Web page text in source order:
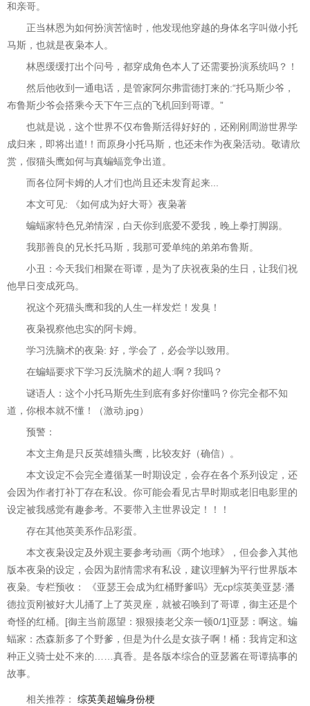
和亲哥。
正当林恩为如何扮演苦恼时，他发现他穿越的身体名字叫做小托
马斯，也就是夜枭本人。
林恩缓缓打出个问号，都穿成角色本人了还需要扮演系统吗？！
然后他收到一通电话，是管家阿尔弗雷德打来的:“托马斯少爷，
布鲁斯少爷会搭乘今天下午三点的飞机回到哥谭。”
也就是说，这个世界不仅布鲁斯活得好好的，还刚刚周游世界学
成归来，即将出道!！而原身小托马斯，也还未作为夜枭活动。敬请欣
赏，假猫头鹰如何与真蝙蝠竞争出道。
而各位阿卡姆的人才们也尚且还未发育起来...
本文可见: 《如何成为好大哥》夜枭著
蝙蝠家特色兄弟情深，白天你到底爱不爱我，晚上拳打脚踢。
我那善良的兄长托马斯，我那可爱单纯的弟弟布鲁斯。
小丑：今天我们相聚在哥谭，是为了庆祝夜枭的生日，让我们祝
他早日变成死鸟。
祝这个死猫头鹰和我的人生一样发烂！发臭！
夜枭视察他忠实的阿卡姆。
学习洗脑术的夜枭: 好，学会了，必会学以致用。
在蝙蝠要求下学习反洗脑术的超人:啊？我吗？
谜语人：这个小托马斯先生到底有多好你懂吗？你完全都不知
道，你根本就不懂！（激动.jpg）
预警：
本文主角是只反英雄猫头鹰，比较友好（确信）。
本文设定不会完全遵循某一时期设定，会存在各个系列设定，还
会因为作者打补丁存在私设。你可能会看见古早时期或老旧电影里的
设定被我感觉有趣参考。不要带入主世界设定！！！
存在其他英美系作品彩蛋。
本文夜枭设定及外观主要参考动画《两个地球》，但会参入其他
版本夜枭的设定，会因为剧情需求有私设，建议理解为平行世界版本
夜枭。专栏预收： 《亚瑟王会成为红桶野爹吗》无cp综英美亚瑟·潘
德拉贡刚被好大儿捅了上了英灵座，就被召唤到了哥谭，御主还是个
奇怪的红桶。[御主当前愿望：狠狠揍老父亲一顿0/1]亚瑟：啊这。蝙
蝠家：杰森新多了个野爹，但是为什么是女孩子啊！桶：我肯定和这
种正义骑士处不来的……真香。是各版本综合的亚瑟酱在哥谭搞事的
故事。
相关推荐： 综英美超蝙身份梗